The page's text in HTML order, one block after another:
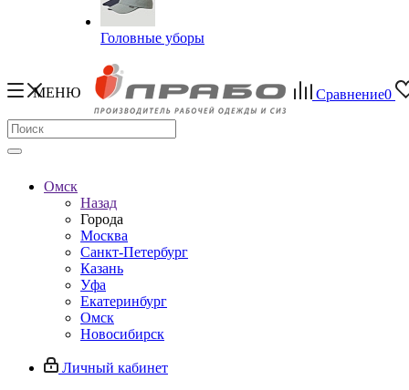
Головные уборы
МЕНЮ Сравнение0
Омск
Назад
Города
Москва
Санкт-Петербург
Казань
Уфа
Екатеринбург
Омск
Новосибирск
Личный кабинет